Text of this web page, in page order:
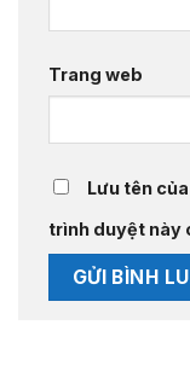
Trang web
Lưu tên
trình duyệt này